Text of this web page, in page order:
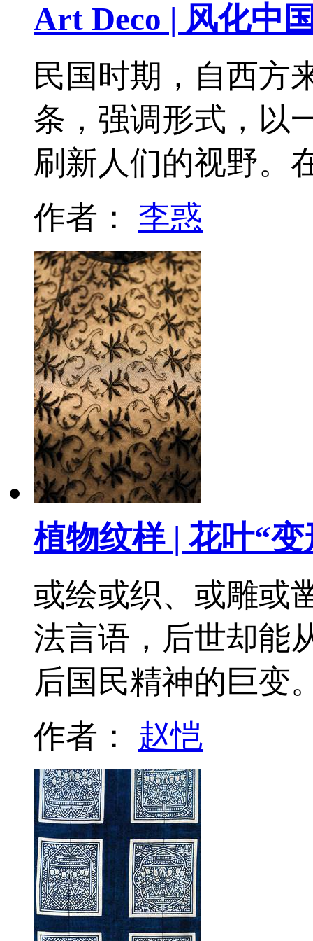
Art Deco | 风化中
民国时期，自西方
条，强调形式，以
刷新人们的视野。
作者： 李惑
植物纹样 | 花叶“变
或绘或织、或雕或
法言语，后世却能
后国民精神的巨变
作者： 赵恺